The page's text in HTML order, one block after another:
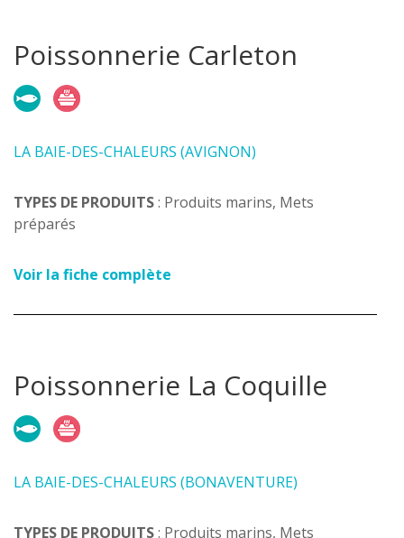
Poissonnerie Carleton
LA BAIE-DES-CHALEURS (AVIGNON)
TYPES DE PRODUITS: Produits marins, Mets
préparés
Voir la fiche complète
Poissonnerie La Coquille
LA BAIE-DES-CHALEURS (BONAVENTURE)
TYPES DE PRODUITS: Produits marins, Mets